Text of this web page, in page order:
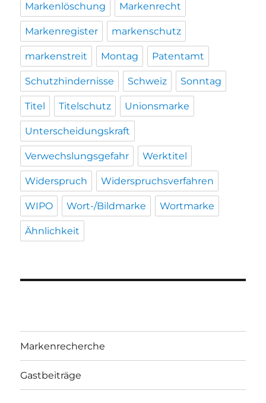
Markenlöschung Markenrecht
Markenregister markenschutz
markenstreit Montag Patentamt
Schutzhindernisse Schweiz Sonntag
Titel Titelschutz Unionsmarke
Unterscheidungskraft
Verwechslungsgefahr Werktitel
Widerspruch Widerspruchsverfahren
WIPO Wort-/Bildmarke Wortmarke
Ähnlichkeit
Markenrecherche
Gastbeiträge